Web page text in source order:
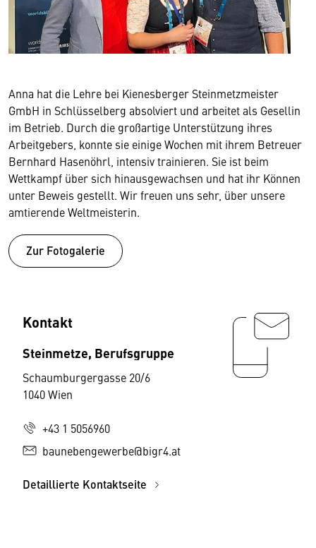
Anna hat die Lehre bei Kienesberger Steinmetzmeister
GmbH in Schlüsselberg absolviert und arbeitet als Gesellin
im Betrieb. Durch die großartige Unterstützung ihres
Arbeitgebers, konnte sie einige Wochen mit ihrem Betreuer
Bernhard Hasenöhrl, intensiv trainieren. Sie ist beim
Wettkampf über sich hinausgewachsen und hat ihr Können
unter Beweis gestellt. Wir freuen uns sehr, über unsere
amtierende Weltmeisterin.
Zur Fotogalerie
Kontakt
Steinmetze, Berufsgruppe
Schaumburgergasse 20/6
1040 Wien
+43 1 5056960
baunebengewerbe@bigr4.at
Detaillierte Kontaktseite